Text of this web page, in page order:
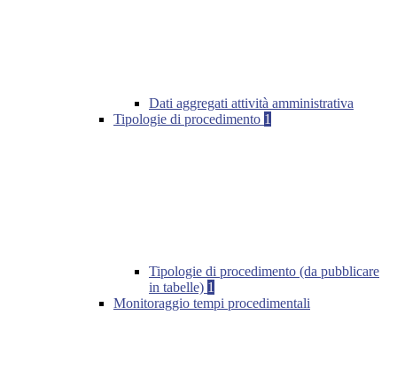
Dati aggregati attività amministrativa
Tipologie di procedimento 1
Tipologie di procedimento (da pubblicare
in tabelle) 1
Monitoraggio tempi procedimentali